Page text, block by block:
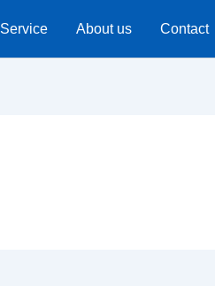
Service About us Contact